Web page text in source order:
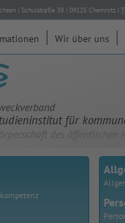
| Schulstraße 38 | 09125 Chemnitz |
Wir über uns
für
des öffentlichen